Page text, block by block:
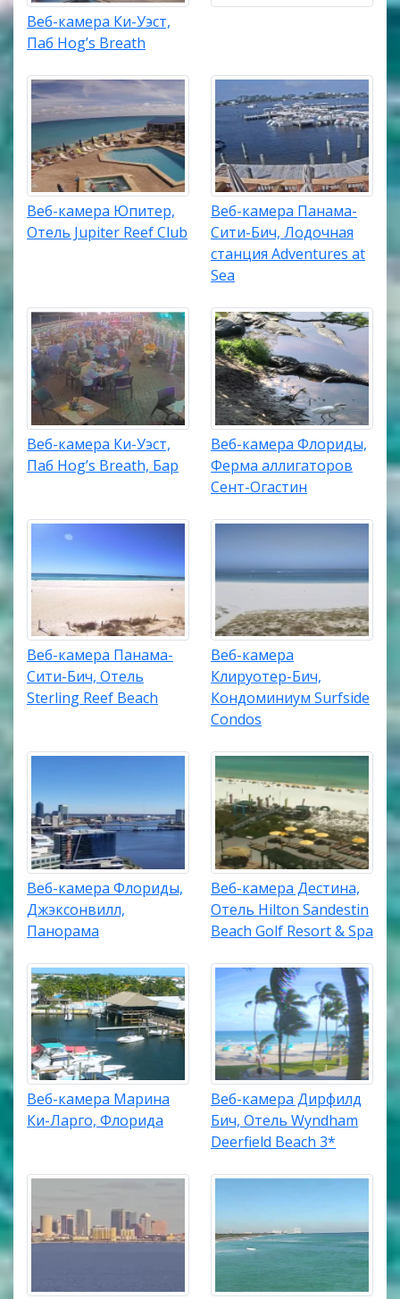
Веб-камера Ки-Уэст,
Паб Hog’s Breath
Веб-камера Юпитер,
Отель Jupiter Reef Club
Веб-камера Панама-
Сити-Бич, Лодочная
станция Adventures at
Sea
Веб-камера Ки-Уэст,
Паб Hog’s Breath, Бар
Веб-камера Флориды,
Ферма аллигаторов
Сент-Огастин
Веб-камера Панама-
Сити-Бич, Отель
Sterling Reef Beach
Веб-камера
Клируотер-Бич,
Кондоминиум Surfside
Condos
Веб-камера Флориды,
Джэксонвилл,
Панорама
Веб-камера Дестина,
Отель Hilton Sandestin
Beach Golf Resort & Spa
Веб-камера Марина
Ки-Ларго, Флорида
Веб-камера Дирфилд
Бич, Отель Wyndham
Deerfield Beach 3*